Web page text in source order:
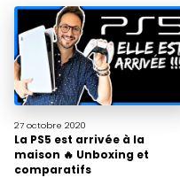
27 octobre 2020
La PS5 est arrivée à la
maison 🔥 Unboxing et
comparatifs